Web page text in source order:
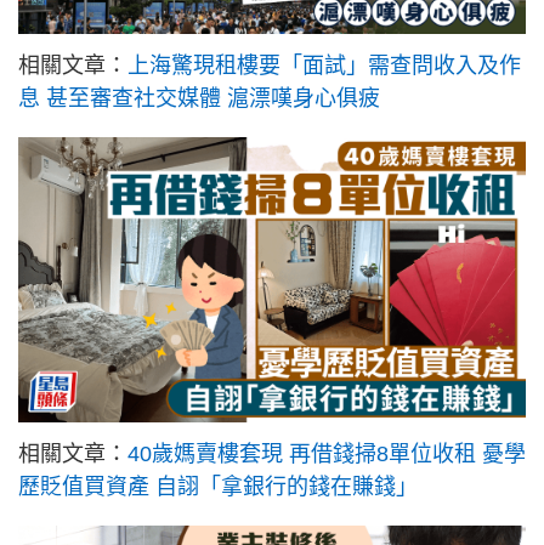
相關文章：
上海驚現租樓要「面試」需查問收入及作
息 甚至審查社交媒體 滬漂嘆身心俱疲
相關文章： 40歲媽賣樓套現 再借錢掃8單位收租 憂學
歷貶值買資產 自詡「拿銀行的錢在賺錢」